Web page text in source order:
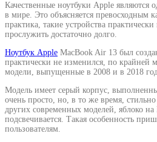
Качественные ноутбуки Apple
в мире. Это объясняется превосходным
практика, такие устройства
прослужить достаточно долго.
Ноутбук Apple MacBook Air 13 был
практически не изменился, по крайней
модели, выпущенные в 2008 и в 2018
Модель имеет серый корпус,
очень просто, но, в то же время,
других современных моделей, яблоко
подсвечивается. Такая особенность
пользователям.